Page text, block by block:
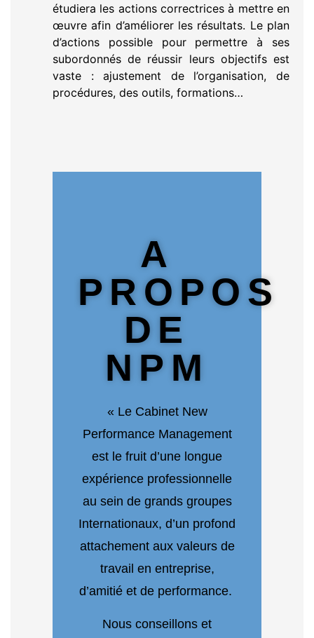
étudiera les actions correctrices à mettre en
œuvre afin d’améliorer les résultats. Le plan
d’actions possible pour permettre à ses
subordonnés de réussir leurs objectifs est
vaste : ajustement de l’organisation, de
procédures, des outils, formations…
A
PROPOS
DE
NPM
« Le Cabinet New
Performance Management
est le fruit d’une longue
expérience professionnelle
au sein de grands groupes
Internationaux, d’un profond
attachement aux valeurs de
travail en entreprise,
d’amitié et de performance.
Nous conseillons et